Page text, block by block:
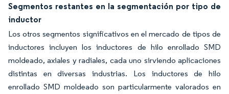
Segmentos restantes en la segmentación por tipo de
inductor
Los otros segmentos significativos en el mercado de tipos de
inductores incluyen los inductores de hilo enrollado SMD
moldeado, axiales y radiales, cada uno sirviendo aplicaciones
distintas en diversas industrias. Los inductores de hilo
enrollado SMD moldeado son particularmente valorados en